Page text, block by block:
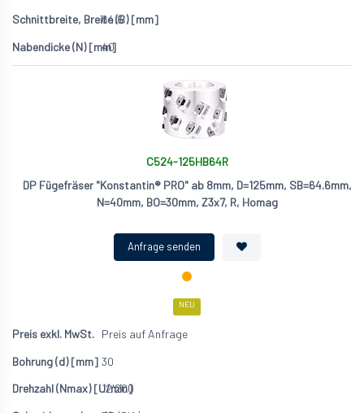
64.6
40
C524-125HB64R
DP Fügefräser "Konstantin® PRO" ab 8mm, D=125mm, SB=64.6mm,
N=40mm, BO=30mm, Z3x7, R, Homag
NEU
Preis auf Anfrage
30
12'200